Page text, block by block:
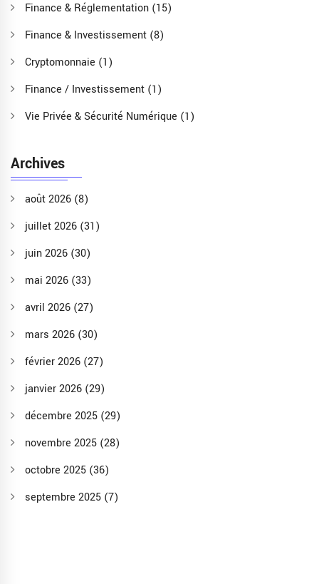
Finance & Réglementation (15)
Finance & Investissement (8)
Cryptomonnaie (1)
Finance / Investissement (1)
Vie Privée & Sécurité Numérique (1)
Archives
août 2026 (8)
juillet 2026 (31)
juin 2026 (30)
mai 2026 (33)
avril 2026 (27)
mars 2026 (30)
février 2026 (27)
janvier 2026 (29)
décembre 2025 (29)
novembre 2025 (28)
octobre 2025 (36)
septembre 2025 (7)